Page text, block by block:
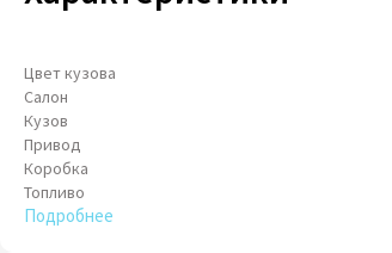
Цвет кузова
Салон
Кузов
Привод
Коробка
Топливо
Подробнее